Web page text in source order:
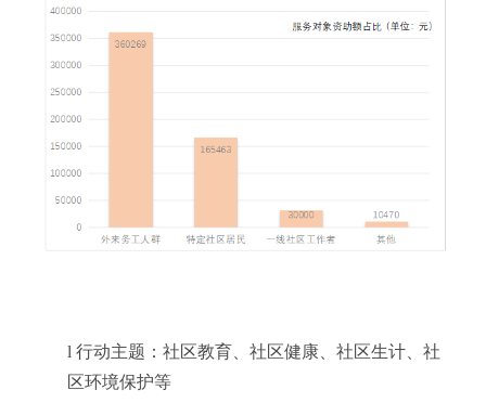
l 行动主题：社区教育、社区健康、社区生计、社
区环境保护等